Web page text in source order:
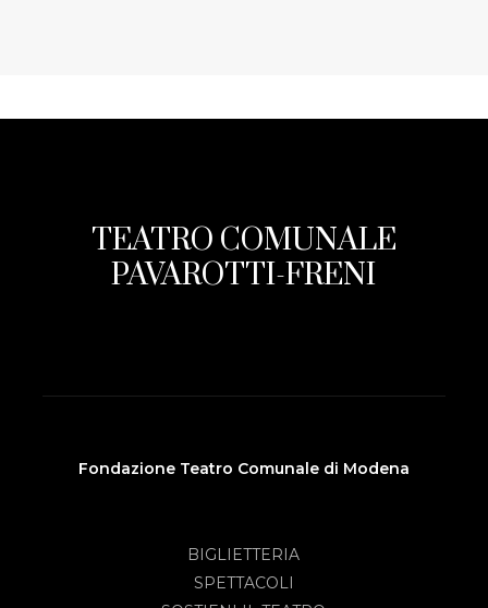
TEATRO COMUNALE
PAVAROTTI-FRENI
Fondazione Teatro Comunale di Modena
BIGLIETTERIA
SPETTACOLI